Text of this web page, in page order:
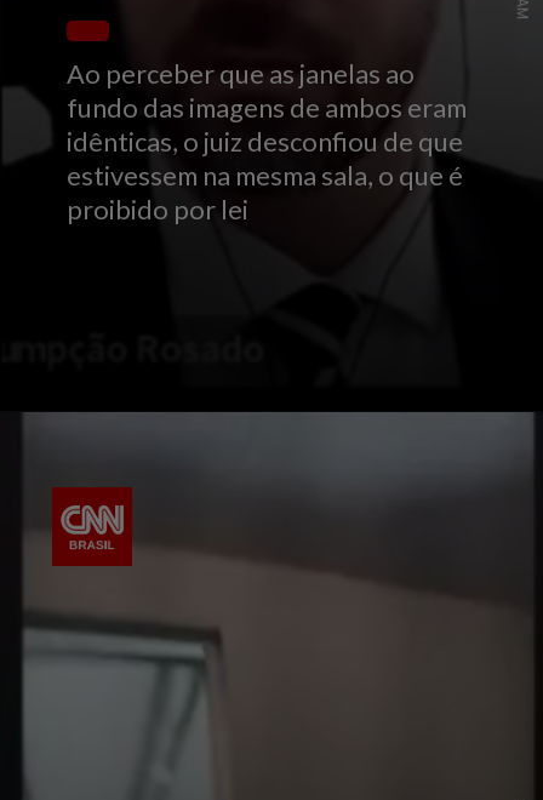
Ao perceber que as janelas ao
fundo das imagens de ambos eram
idênticas, o juiz desconfiou de que
estivessem na mesma sala, o que é
proibido por lei